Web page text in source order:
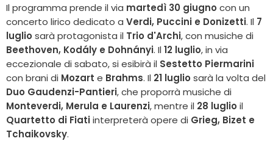
Il programma prende il via martedì 30 giugno con un
concerto lirico dedicato a Verdi, Puccini e Donizetti. Il 7
luglio sarà protagonista il Trio d'Archi, con musiche di
Beethoven, Kodály e Dohnányi. Il 12 luglio, in via
eccezionale di sabato, si esibirà il Sestetto Piermarini
con brani di Mozart e Brahms. Il 21 luglio sarà la volta del
Duo Gaudenzi-Pantieri, che proporrà musiche di
Monteverdi, Merula e Laurenzi, mentre il 28 luglio il
Quartetto di Fiatiinterpreterà opere di Grieg, Bizet e
Tchaikovsky.